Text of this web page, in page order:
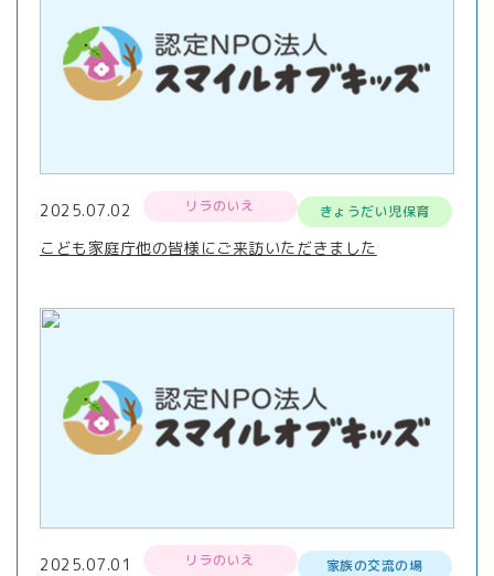
2025.07.02 リラのいえ きょうだい児保育
こども家庭庁他の皆様にご来訪いただきました
2025.07.01 リラのいえ 家族の交流の場